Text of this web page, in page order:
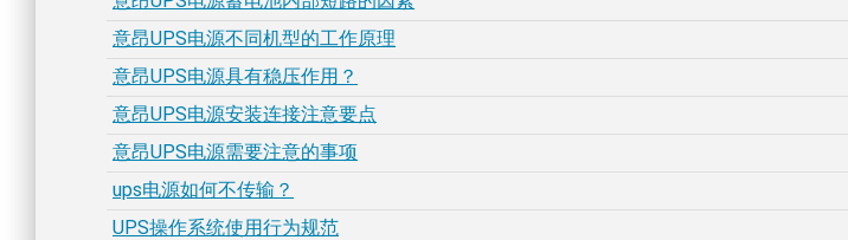
意昂UPS电源不同机型的工作原理
意昂UPS电源具有稳压作用？
意昂UPS电源安装连接注意要点
意昂UPS电源需要注意的事项
ups电源如何不传输？
UPS操作系统使用行为规范